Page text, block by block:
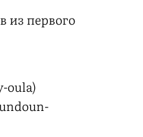
из первого
oula)